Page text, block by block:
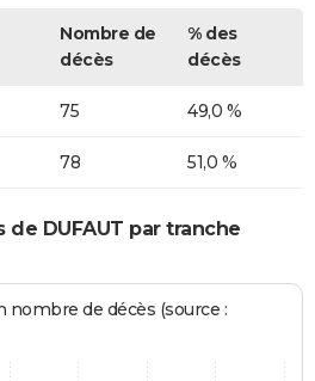
Nombre de
décès
% des
décès
75 49,0 %
78 51,0 %
DUFAUT par tranche
de décès (source :